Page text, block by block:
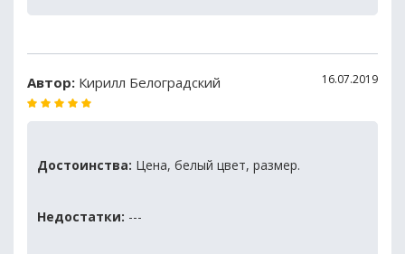
Автор: Кирилл Белоградский 16.07.2019
Достоинства: Цена, белый цвет, размер.
Недостатки: ---